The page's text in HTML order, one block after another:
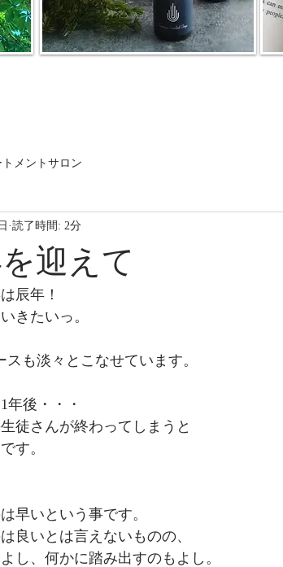
メントサロン
迎えて
読了時間: 2分
辰年！
きたいっ。
も淡々とこなせています。
年後・・・
徒さんが終わってしまうと
す。
早いという事です。
良いとは言えないものの、
し、何かに踏み出すのもよし。